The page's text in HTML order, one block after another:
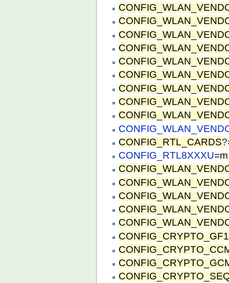
CONFIG_RTL_CARDS?
CONFIG_RTL8XXXU=m